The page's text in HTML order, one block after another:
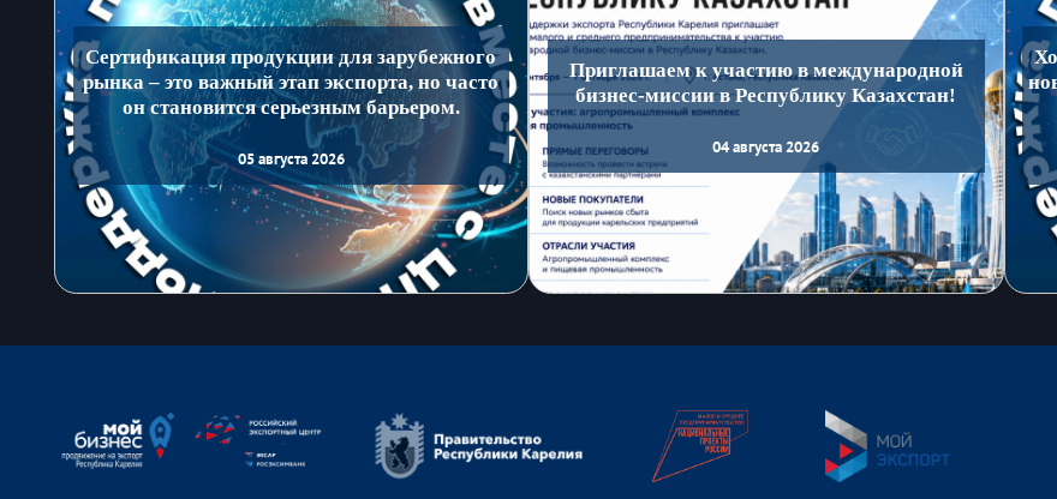
Сертификация продукции для зарубежного
рынка – это важный этап экспорта, но часто
он становится серьезным барьером.
05 августа 2026
Приглашаем к участию в международной
бизнес-миссии в Республику Казахстан!
04 августа 2026